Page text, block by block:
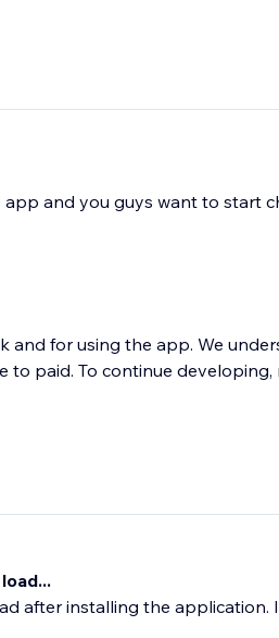
and you guys want to start
and for using the app. We
to paid. To continue
after installing the